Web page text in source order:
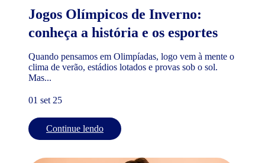
Jogos Olímpicos de Inverno:
conheça a história e os esportes
Quando pensamos em Olimpíadas, logo vem à mente o
clima de verão, estádios lotados e provas sob o sol.
Mas...
01 set 25
Continue lendo